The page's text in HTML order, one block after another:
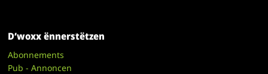
D’woxx ënnerstëtzen
Abonnements
Pub - Annoncen